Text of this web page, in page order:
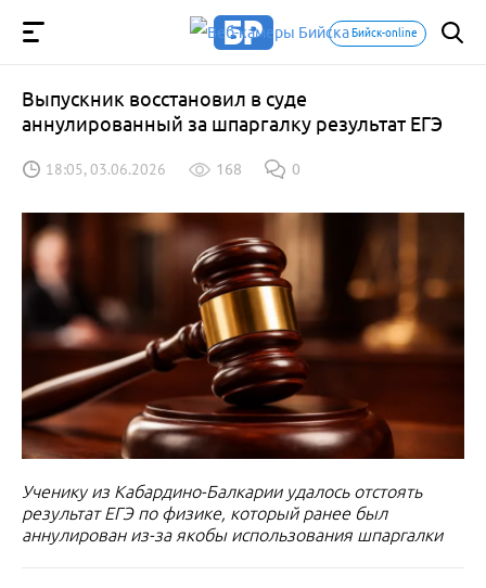
Бийск-online
Выпускник восстановил в суде
аннулированный за шпаргалку результат ЕГЭ
18:05, 03.06.2026 168 0
Ученику из Кабардино-Балкарии удалось отстоять
результат ЕГЭ по физике, который ранее был
аннулирован из-за якобы использования шпаргалки